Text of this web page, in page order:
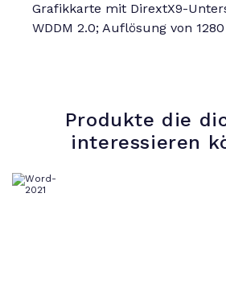
Grafikkarte mit DirextX9-
WDDM 2.0; Auflösung von
Produkte die
interessieren